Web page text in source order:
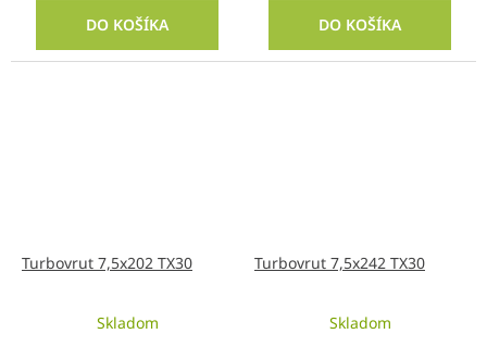
DO KOŠÍKA DO KOŠÍKA
Turbovrut 7,5x202 TX30
Skladom
Turbovrut 7,5x242 TX30
Skladom